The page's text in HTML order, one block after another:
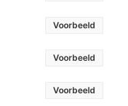
Voorbeeld
Voorbeeld
Voorbeeld